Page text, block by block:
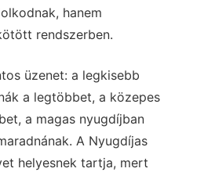
hanem
rendszerben.
üzenet: a legkisebb
a legtöbbet, a közepes
a magas nyugdíjban
A Nyugdíjas
helyesnek tartja, mert